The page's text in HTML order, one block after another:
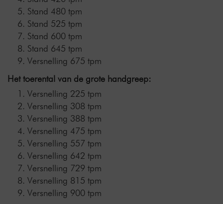
Stand 480 tpm
Stand 525 tpm
Stand 600 tpm
Stand 645 tpm
Versnelling 675 tpm
Het toerental van de grote handgreep:
Versnelling 225 tpm
Versnelling 308 tpm
Versnelling 388 tpm
Versnelling 475 tpm
Versnelling 557 tpm
Versnelling 642 tpm
Versnelling 729 tpm
Versnelling 815 tpm
Versnelling 900 tpm